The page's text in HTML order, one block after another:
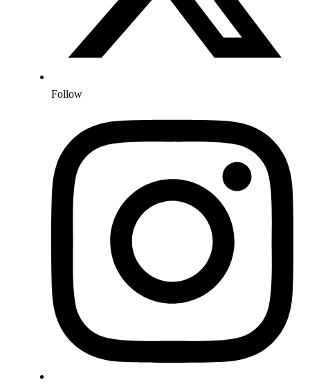
Follow